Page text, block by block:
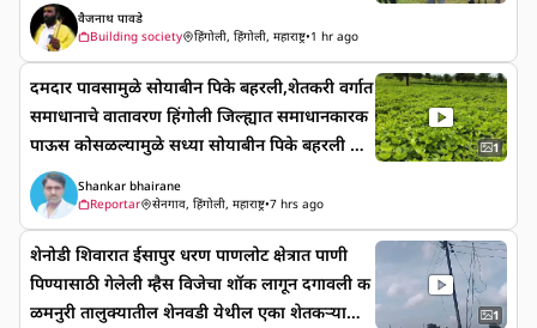
वैजनाथ पावडे
Building society
हिंगोली, हिंगोली, महाराष्ट्र•1 hr ago
दमदार पावसामुळे सोयाबीन पिके बहरली,शेतकरी वर्गात
समाधानाचे वातावरण हिंगोली जिल्ह्यात समाधानकारक
पाऊस कोसळल्यामुळे सध्या सोयाबीन पिके बहरली अ
सून शेतकरी वर्गात समाधानाचे वातावरण निर्माण झाले
आहे. सेनगाव तालुक्यातील आजेगाव परिसरामध्ये
मागील आठ दिवसापूर्वी झालेल्या दमदार पावसामुळे ख
रीप हंगामातील सोयाबीन, तूर व हळद पिके सध्या बहर
ली आहेत.
1
Shankar bhairane
Reportar
सेनगाव, हिंगोली, महाराष्ट्र•7 hrs ago
शेनोडी शिवारात ईसापुर धरण पाणलोट क्षेत्रात पाणी
पिण्यासाठी गेलेली म्हैस विजेचा शॉक लागून दगावली क
ळमनुरी तालुक्यातील शेनवडी येथील एका शेतकऱ्याची
1